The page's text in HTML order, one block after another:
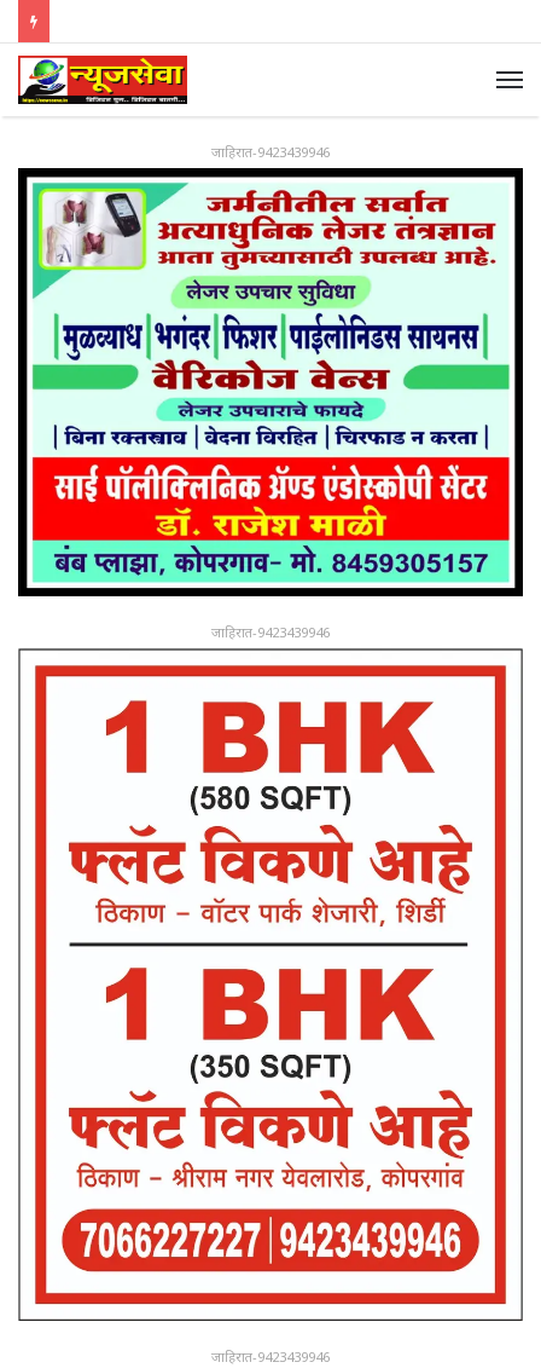
जाहिरात-9423439946
जाहिरात-9423439946
जाहिरात-9423439946